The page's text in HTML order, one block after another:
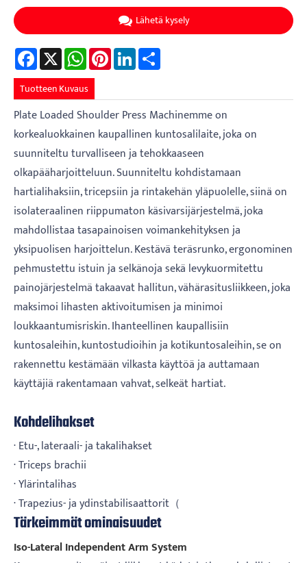
Lähetä kysely
Facebook
X WhatsAppPinterestLinkedIn
Tuotteen Kuvaus
Plate Loaded Shoulder Press Machinemme on
korkealuokkainen kaupallinen kuntosalilaite, joka on
suunniteltu turvalliseen ja tehokkaaseen
olkapääharjoitteluun. Suunniteltu kohdistamaan
hartialihaksiin, tricepsiin ja rintakehän yläpuolelle, siinä on
isolateraalinen riippumaton käsivarsijärjestelmä, joka
mahdollistaa tasapainoisen voimankehityksen ja
yksipuolisen harjoittelun. Kestävä teräsrunko, ergonominen
pehmustettu istuin ja selkänoja sekä levykuormitettu
painojärjestelmä takaavat hallitun, vähärasitusliikkeen, joka
maksimoi lihasten aktivoitumisen ja minimoi
loukkaantumisriskin. Ihanteellinen kaupallisiin
kuntosaleihin, kuntostudioihin ja kotikuntosaleihin, se on
rakennettu kestämään vilkasta käyttöä ja auttamaan
käyttäjiä rakentamaan vahvat, selkeät hartiat.
Kohdelihakset
· Etu-, lateraali- ja takalihakset
· Triceps brachii
· Ylärintalihas
· Trapezius- ja ydinstabilisaattorit（
Tärkeimmät ominaisuudet
Iso-Lateral Independent Arm System